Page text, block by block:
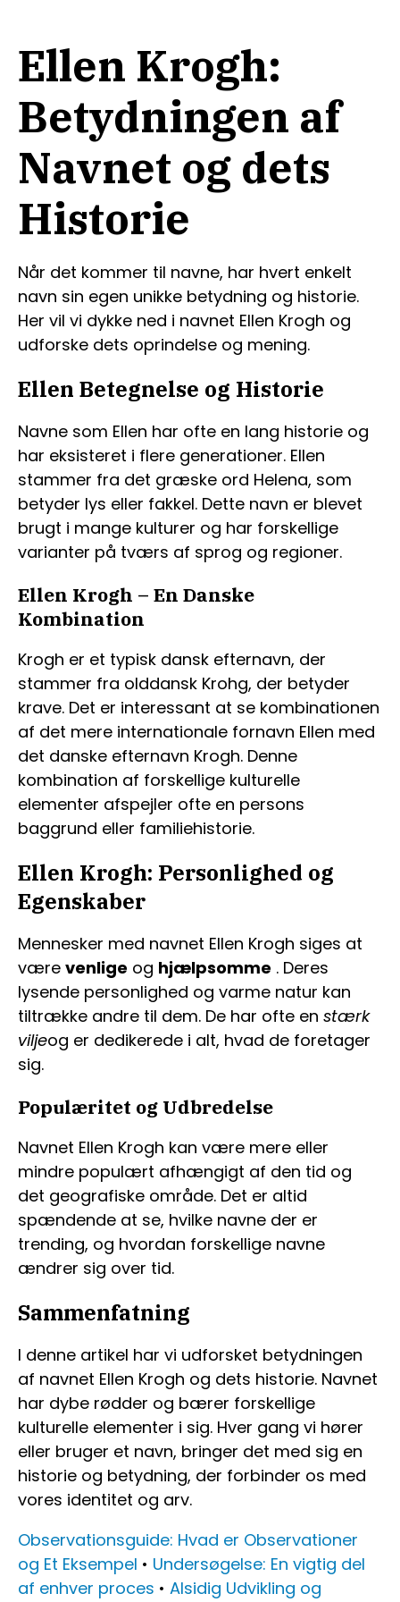
Ellen Krogh:
Betydningen af
Navnet og dets
Historie
Når det kommer til navne, har hvert enkelt
navn sin egen unikke betydning og historie.
Her vil vi dykke ned i navnet Ellen Krogh og
udforske dets oprindelse og mening.
Ellen Betegnelse og Historie
Navne som Ellen har ofte en lang historie og
har eksisteret i flere generationer. Ellen
stammer fra det græske ord Helena, som
betyder lys eller fakkel. Dette navn er blevet
brugt i mange kulturer og har forskellige
varianter på tværs af sprog og regioner.
Ellen Krogh – En Danske
Kombination
Krogh er et typisk dansk efternavn, der
stammer fra olddansk Krohg, der betyder
krave. Det er interessant at se kombinationen
af det mere internationale fornavn Ellen med
det danske efternavn Krogh. Denne
kombination af forskellige kulturelle
elementer afspejler ofte en persons
baggrund eller familiehistorie.
Ellen Krogh: Personlighed og
Egenskaber
Mennesker med navnet Ellen Krogh siges at
være venlige og hjælpsomme . Deres
lysende personlighed og varme natur kan
tiltrække andre til dem. De har ofte en stærk
viljeog er dedikerede i alt, hvad de foretager
sig.
Populæritet og Udbredelse
Navnet Ellen Krogh kan være mere eller
mindre populært afhængigt af den tid og
det geografiske område. Det er altid
spændende at se, hvilke navne der er
trending, og hvordan forskellige navne
ændrer sig over tid.
Sammenfatning
I denne artikel har vi udforsket betydningen
af navnet Ellen Krogh og dets historie. Navnet
har dybe rødder og bærer forskellige
kulturelle elementer i sig. Hver gang vi hører
eller bruger et navn, bringer det med sig en
historie og betydning, der forbinder os med
vores identitet og arv.
Observationsguide: Hvad er Observationer
og Et Eksempel • Undersøgelse: En vigtig del
af enhver proces • Alsidig Udvikling og